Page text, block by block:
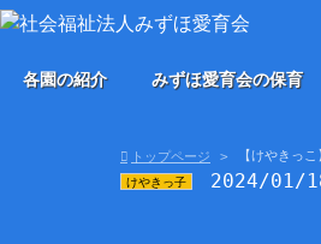
各園の紹介 みずほ愛育会の保育
トップページ 【けやきっ
けやきっ子 2024/01/